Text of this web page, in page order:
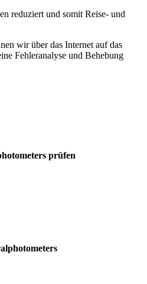
reduziert und somit Reise- und
wir über das Internet auf das
Fehleranalyse und Behebung
prüfen